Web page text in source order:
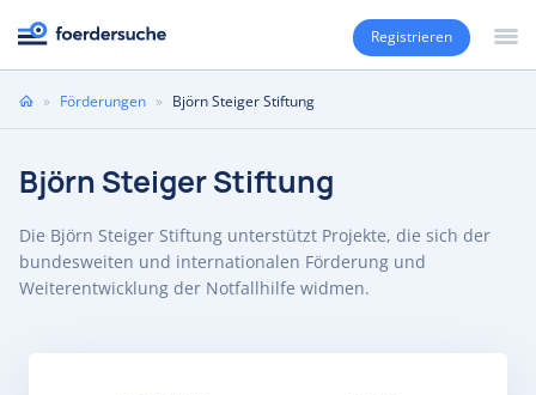
Registrieren
Sie» Förderungen » Björn Steiger Stiftung
Björn Steiger Stiftung
Die Björn Steiger Stiftung unterstützt Projekte, die sich der
bundesweiten und internationalen Förderung und
Weiterentwicklung der Notfallhilfe widmen.